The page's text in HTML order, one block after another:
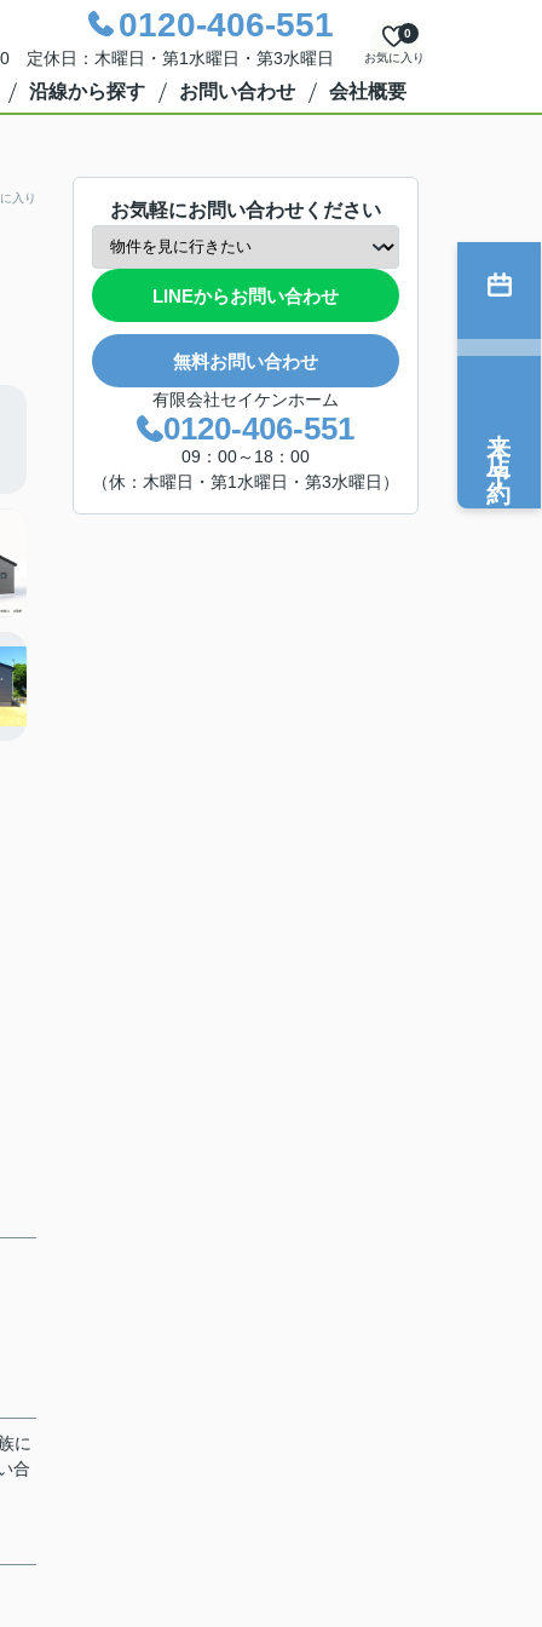
0120-406-551
定休日：木曜日・第1水曜日・第3水曜日 お気に入り
0
沿線から探す お問い合わせ 会社概要
入り
に
合
お気軽にお問い合わせください
LINEからお問い合わせ
無料お問い合わせ
有限会社セイケンホーム
0120-406-551
09：00～18：00
（休：木曜日・第1水曜日・第3水曜日）
来店予約